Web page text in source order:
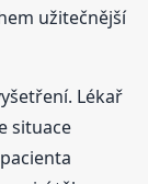
užitečnější
Lékař
situace